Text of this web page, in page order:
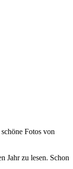
Fotos von
Jahr zu lesen. Schon